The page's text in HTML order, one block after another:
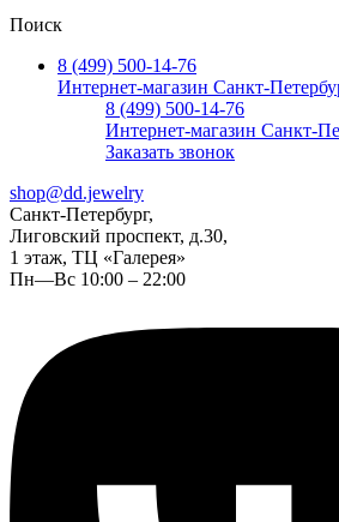
Поиск
8 (499) 500-14-76
Интернет-магазин Санкт-
8 (499) 500-14-76
Интернет-магазин Санкт-
Заказать звонок
shop@dd.jewelry
Санкт-Петербург,
Лиговский проспект, д.30,
1 этаж, ТЦ «Галерея»
Пн—Вс 10:00 – 22:00